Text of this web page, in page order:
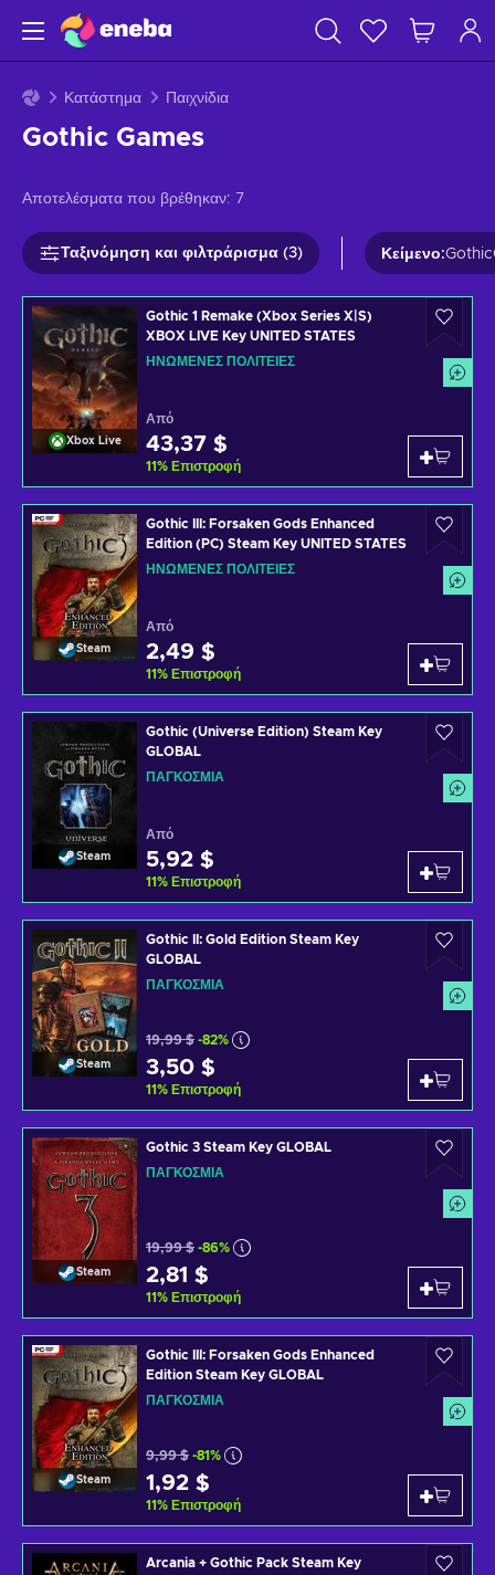
Κατάστημα Παιχνίδια
Gothic Games
Αποτελέσματα που βρέθηκαν: 7
Ταξινόμηση και φιλτράρισμα (3) Κείμενο:
Xbox Live
Gothic 1 Remake (Xbox Series X|S)
XBOX LIVE Key UNITED STATES
ΗΝΩΜΈΝΕΣ ΠΟΛΙΤΕΊΕΣ
Από
43,37 $
11% Επιστροφή
Steam
Gothic III: Forsaken Gods Enhanced
Edition (PC) Steam Key UNITED STATES
ΗΝΩΜΈΝΕΣ ΠΟΛΙΤΕΊΕΣ
Από
2,49 $
11% Επιστροφή
Steam
Gothic (Universe Edition) Steam Key
GLOBAL
ΠΑΓΚΌΣΜΙΑ
Από
5,92 $
11% Επιστροφή
Steam
Gothic II: Gold Edition Steam Key
GLOBAL
ΠΑΓΚΌΣΜΙΑ
19,99 $ -82%
3,50 $
11% Επιστροφή
Steam
Gothic 3 Steam Key GLOBAL
ΠΑΓΚΌΣΜΙΑ
19,99 $ -86%
2,81 $
11% Επιστροφή
Steam
Gothic III: Forsaken Gods Enhanced
Edition Steam Key GLOBAL
ΠΑΓΚΌΣΜΙΑ
9,99 $ -81%
1,92 $
11% Επιστροφή
Arcania + Gothic Pack Steam Key